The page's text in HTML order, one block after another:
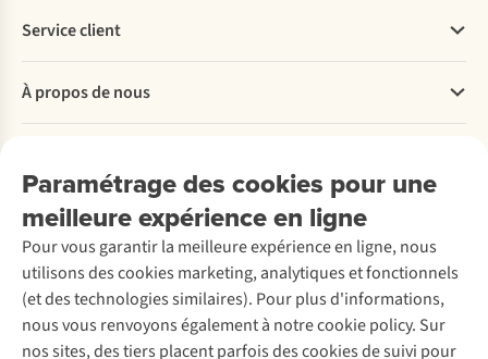
Paramétrage des cookies pour une
meilleure expérience en ligne
Pour vous garantir la meilleure expérience en ligne, nous
utilisons des cookies marketing, analytiques et fonctionnels
(et des technologies similaires). Pour plus d'informations,
nous vous renvoyons également à notre cookie policy. Sur
nos sites, des tiers placent parfois des cookies de suivi pour
Service client
Commander
Payer
Retourner
Rétractation d'une commande
Entretien & réparations
Garantie
Contactez-nous
À propos de nous
Entreprise responsable
À propos d’Ayacucho
Nos magasins
À propos d’A.S.Adventure
Déclaration d'accessibilité
Location / Location sports d’hiver
Seconde-main
Entretien de ski
Service de lavage
Entretien de chaussures
Réparation de chaussures
Découvrez
A.S.Magazine
Explore Camp
Expertise & conseils